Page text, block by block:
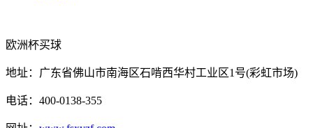
欧洲杯买球
地址：广东省佛山市南海区石啃西华村工业区1号(彩虹市场)
电话：400-0138-355